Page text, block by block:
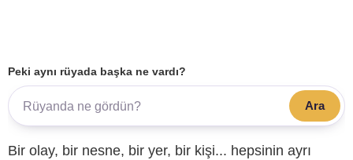
Peki aynı rüyada başka ne vardı?
Ara
Bir olay, bir nesne, bir yer, bir kişi... hepsinin ayrı